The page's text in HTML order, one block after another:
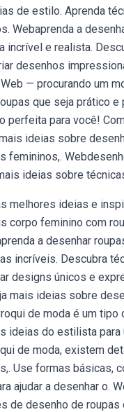
de estilo. Aprenda
Webaprenda a
incrível e realista.
desenhos
— procurando um
que seja prático e
perfeita para você!
ideias sobre
femininos,.
ideias sobre
melhores ideias e
corpo feminino com
a desenhar
incríveis. Descubra
designs únicos e
mais ideias sobre
de moda é um tipo
ideias do estilista para
de moda, existem
Use formas básicas,
ajudar a desenhar o.
de desenho de roupas